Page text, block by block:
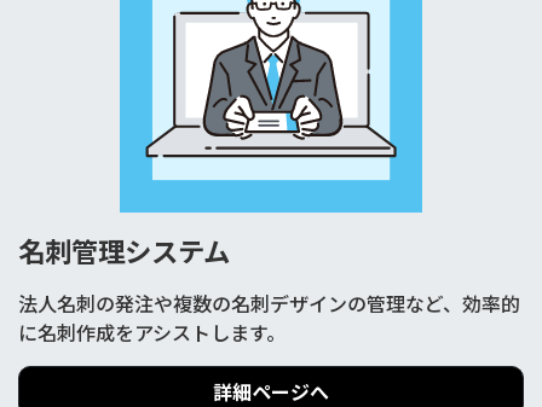
名刺管理システム
法人名刺の発注や複数の名刺デザインの管理など、効率的
に名刺作成をアシストします。
詳細ページへ